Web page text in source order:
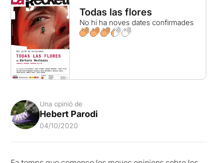
Todas las flores
No hi ha noves dates confirmades
Una opinió de
Hebert Parodi
04/10/2020